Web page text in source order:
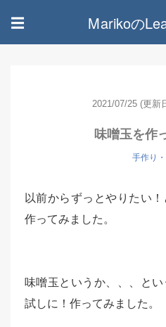
☰ Marikoの
2021/07/25 (更新
味噌玉を作
手作り
以前からずっとやりたい
作ってみました。
味噌玉というか、、、と
試しに！作ってみました。